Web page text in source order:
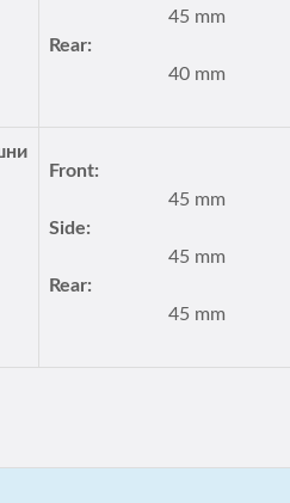
45 mm
Rear:
40 mm
Front:
45 mm
Side:
45 mm
Rear:
45 mm